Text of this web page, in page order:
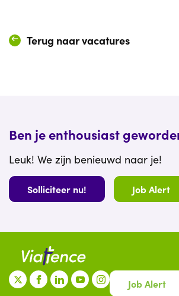
Terug naar vacatures
Ben je enthousiast
Leuk! We zijn benieuwd naar je!
Solliciteer nu! Job Alert
Job Alert